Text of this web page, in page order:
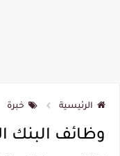
الرئيسية خبرة
وظائف البنك